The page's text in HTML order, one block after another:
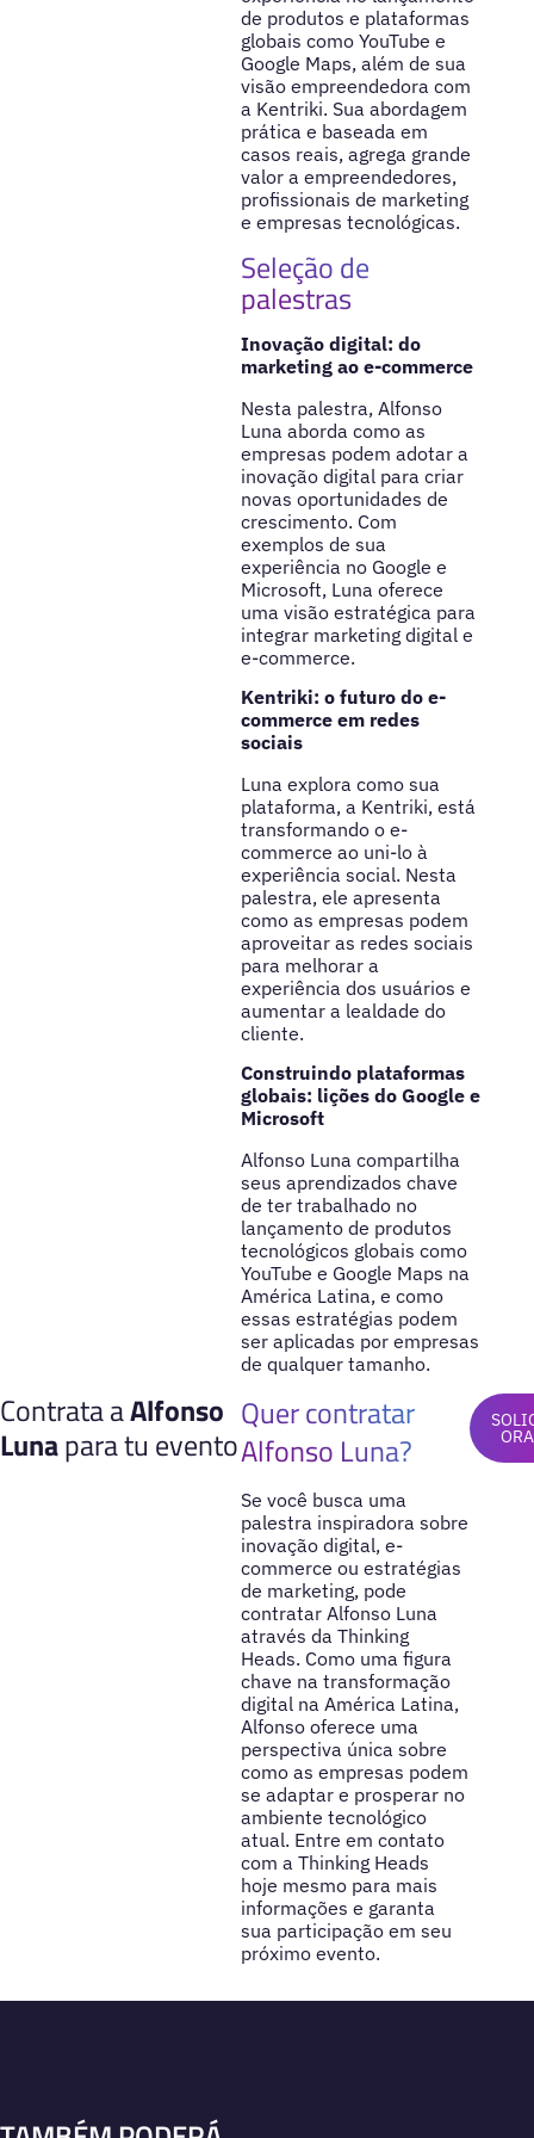
de produtos e plataformas
globais como YouTube e
Google Maps, além de sua
visão empreendedora com
a Kentriki. Sua abordagem
prática e baseada em
casos reais, agrega grande
valor a empreendedores,
profissionais de marketing
e empresas tecnológicas.
Seleção de
palestras
Inovação digital: do
marketing ao e-commerce
Nesta palestra, Alfonso
Luna aborda como as
empresas podem adotar a
inovação digital para criar
novas oportunidades de
crescimento. Com
exemplos de sua
experiência no Google e
Microsoft, Luna oferece
uma visão estratégica para
integrar marketing digital e
e-commerce.
Kentriki: o futuro do e-
commerce em redes
sociais
Luna explora como sua
plataforma, a Kentriki, está
transformando o e-
commerce ao uni-lo à
experiência social. Nesta
palestra, ele apresenta
como as empresas podem
aproveitar as redes sociais
para melhorar a
experiência dos usuários e
aumentar a lealdade do
cliente.
Construindo plataformas
globais: lições do Google e
Microsoft
Alfonso Luna compartilha
seus aprendizados chave
de ter trabalhado no
lançamento de produtos
tecnológicos globais como
YouTube e Google Maps na
América Latina, e como
essas estratégias podem
ser aplicadas por empresas
de qualquer tamanho.
Contrata aAlfonso
Lunapara tu evento
Quer contratar
Alfonso Luna?
Se você busca uma
palestra inspiradora sobre
inovação digital, e-
commerce ou estratégias
de marketing, pode
contratar Alfonso Luna
através da Thinking
Heads. Como uma figura
chave na transformação
digital na América Latina,
Alfonso oferece uma
perspectiva única sobre
como as empresas podem
se adaptar e prosperar no
ambiente tecnológico
atual. Entre em contato
com a Thinking Heads
hoje mesmo para mais
informações e garanta
sua participação em seu
próximo evento.